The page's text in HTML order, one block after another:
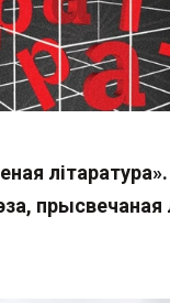
прысвечаная